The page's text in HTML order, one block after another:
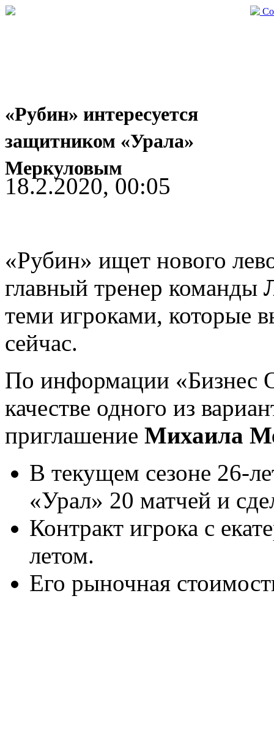
«Рубин» интересуется
защитником «Урала»
Меркуловым
18.2.2020, 00:05
«Рубин» ищет нового
главный тренер команды
теми игроками, которые
сейчас.
По информации «Бизнес
качестве одного из
приглашение Михаила
В текущем сезоне 26-
«Урал» 20 матчей и
Контракт игрока с
летом.
Его рыночная